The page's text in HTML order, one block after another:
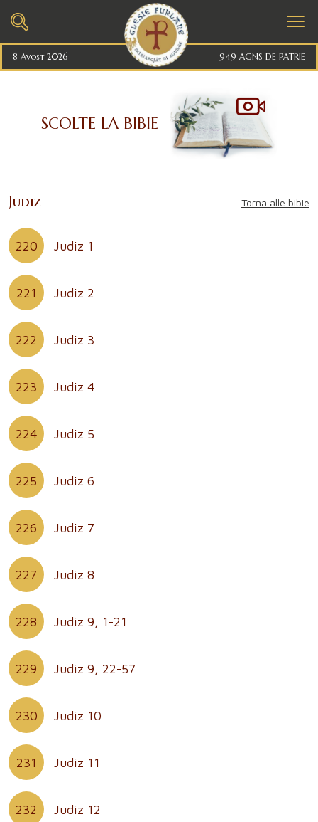
8 Avost 2026 949 AGNS DE PATRIE
SCOLTE LA BIBIE
Judiz Torna alle bibie
220 Judiz 1
221 Judiz 2
222 Judiz 3
223 Judiz 4
224 Judiz 5
225 Judiz 6
226 Judiz 7
227 Judiz 8
228 Judiz 9, 1-21
229 Judiz 9, 22-57
230 Judiz 10
231 Judiz 11
232 Judiz 12